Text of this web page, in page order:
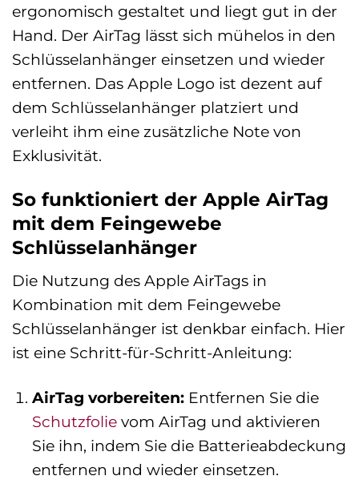
ergonomisch gestaltet und liegt gut in der
Hand. Der AirTag lässt sich mühelos in den
Schlüsselanhänger einsetzen und wieder
entfernen. Das Apple Logo ist dezent auf
dem Schlüsselanhänger platziert und
verleiht ihm eine zusätzliche Note von
Exklusivität.
So funktioniert der Apple AirTag
mit dem Feingewebe
Schlüsselanhänger
Die Nutzung des Apple AirTags in
Kombination mit dem Feingewebe
Schlüsselanhänger ist denkbar einfach. Hier
ist eine Schritt-für-Schritt-Anleitung:
AirTag vorbereiten: Entfernen Sie die
Schutzfolie vom AirTag und aktivieren
Sie ihn, indem Sie die Batterieabdeckung
entfernen und wieder einsetzen.